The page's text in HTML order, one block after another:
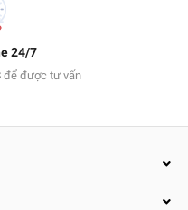
24/7
để được tư vấn